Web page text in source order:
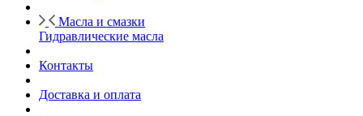
Масла и смазки
Гидравлические масла
Контакты
Доставка и оплата